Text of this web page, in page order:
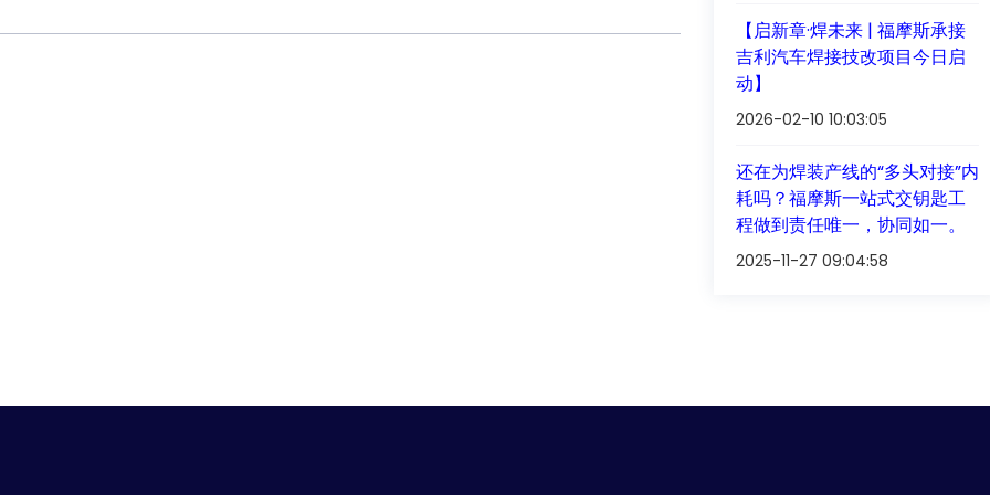
【启新章·焊未来 | 福摩斯承接
吉利汽车焊接技改项目今日启
动】
2026-02-10 10:03:05
还在为焊装产线的“多头对接”内
耗吗？福摩斯一站式交钥匙工
程做到责任唯一，协同如一。
2025-11-27 09:04:58